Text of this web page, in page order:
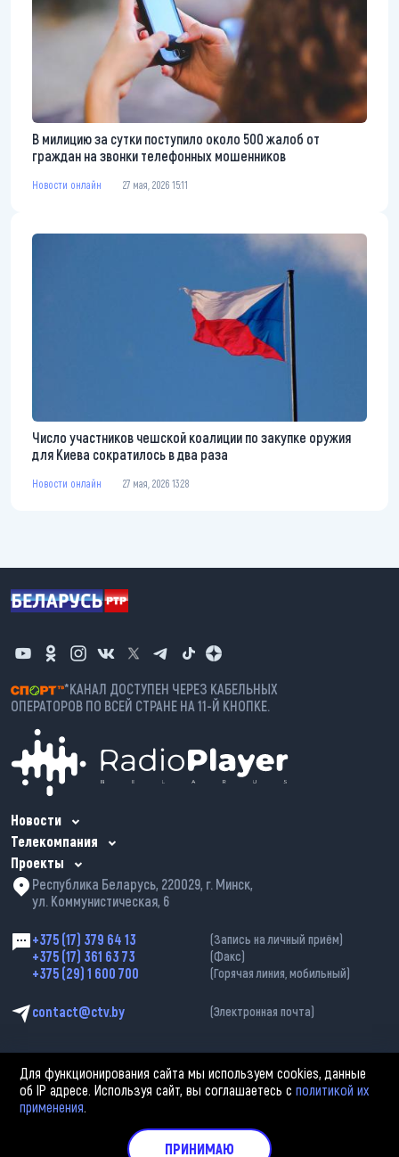
В милицию за сутки поступило около 500 жалоб от
граждан на звонки телефонных мошенников
Новости онлайн 27 мая, 2026 15:11
Число участников чешской коалиции по закупке оружия
для Киева сократилось в два раза
Новости онлайн 27 мая, 2026 13:28
*КАНАЛ ДОСТУПЕН ЧЕРЕЗ КАБЕЛЬНЫХ
ОПЕРАТОРОВ ПО ВСЕЙ СТРАНЕ НА 11-Й КНОПКЕ.
Новости
Телекомпания
Проекты
Республика Беларусь, 220029, г. Минск,
ул. Коммунистическая, 6
+375 (17) 379 64 13 (Запись на личный приём)
+375 (17) 361 63 73 (Факс)
+375 (29) 1 600 700 (Горячая линия, мобильный)
contact@ctv.by (Электронная почта)
2002—2026 © ЗАО «Столичное телевидение». При любом использовании
материалов активная гиперссылка на «belarus-news.by» обязательна.
Политика обработки персональных данных
Для функционирования сайта мы используем cookies, данные
об IP адресе. Используя сайт, вы соглашаетесь сполитикой их
применения.
ПРИНИМАЮ